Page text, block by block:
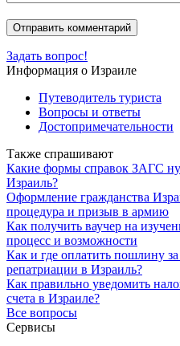
Задать вопрос!
Информация о Израиле
Путеводитель туриста
Вопросы и ответы
Достопримечательности
Также спрашивают
Какие формы справок ЗАГС
Израиль?
Оформление гражданства
процедура и призыв в армию
Как получить ваучер на
процесс и возможности
Как и где оплатить пошлину за
репатриации в Израиль?
Как правильно уведомить
счета в Израиле?
Все вопросы
Сервисы